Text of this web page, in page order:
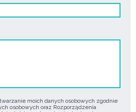
moich danych osobowych zgodnie
osobowych oraz Rozporządzenia